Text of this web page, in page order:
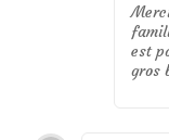
est
gros